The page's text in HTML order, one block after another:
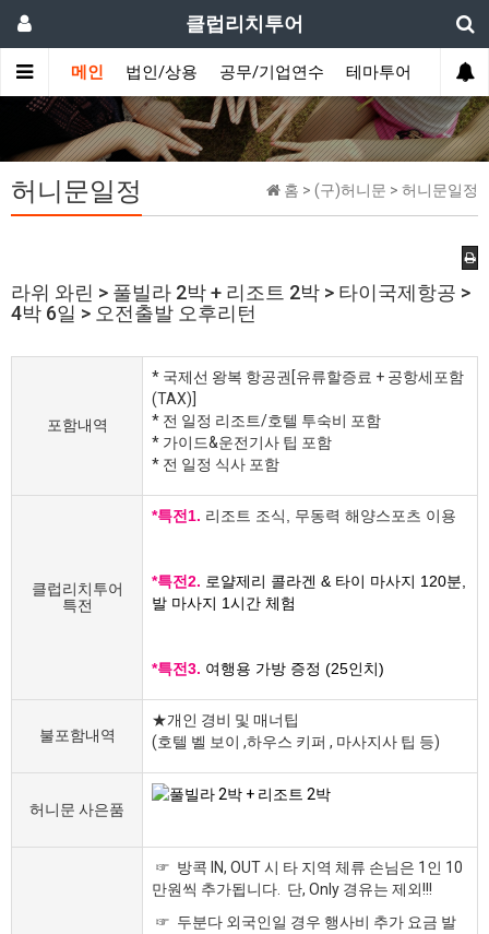
클럽리치투어
메인 법인/상용 공무/기업연수 테마투어 데이투
홈 > (구)허니문 > 허니문일정
허니문일정
라위 와린 > 풀빌라 2박 + 리조트 2박 > 타이국제항공 >
4박 6일 > 오전출발 오후리턴
포함내역
* 국제선 왕복 항공권[유류할증료 + 공항세포함
(TAX)]
* 전 일정 리조트/호텔 투숙비 포함
* 가이드&운전기사 팁 포함
* 전 일정 식사 포함​
클럽리치투어
특전
*특전1. 리조트 조식, 무동력 해양스포츠 이용
*특전2. 로얄제리 콜라겐 & 타이 마사지 120분,
발 마사지 1시간 체험
*특전3. 여행용 가방 증정 (25인치)
불포함내역
★개인 경비 및 매너팁
(호텔 벨 보이 ,하우스 키퍼 , 마사지사 팁 등)
허니문 사은품
☞ 방콕 IN, OUT 시 타 지역 체류 손님은 1인 10
만원씩 추가됩니다. 단, Only 경유는 제외!!!
☞ 두분다 외국인일 경우 행사비 추가 요금 발